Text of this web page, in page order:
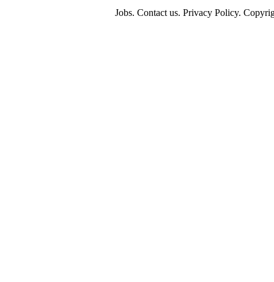
Jobs. Contact us. Privacy Policy.